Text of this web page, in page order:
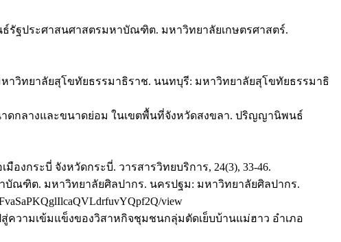
รัฐประศาสนศาสตรมหาบัณฑิต. มหาวิทยาลัยเกษตรศาสตร์.
วิทยาลัยสุโขทัยธรรมาธิราช. นนทบุรี: มหาวิทยาลัยสุโขทัยธรรมาธิ
าดกลางและขนาดย่อม ในเขตพื้นที่จังหวัดสงขลา. ปริญญานิพนธ์
งกระบี่ จังหวัดกระบี่. วารสารวิทยบริการ, 24(3), 33-46.
บัณฑิต. มหาวิทยาลัยศิลปากร. นครปฐม: มหาวิทยาลัยศิลปากร.
view
วามเข้มแข็งของวิสาหกิจชุมชนกลุ่มตัดเย็บบ้านแม่ฮาว อำเภอ